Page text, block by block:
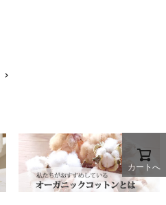
カートへ
chevron_right